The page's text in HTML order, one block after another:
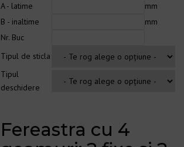
A - latime
mm
B - inaltime
mm
Nr. Buc
Tipul de sticla
Tipul
deschidere
Fereastra cu 4